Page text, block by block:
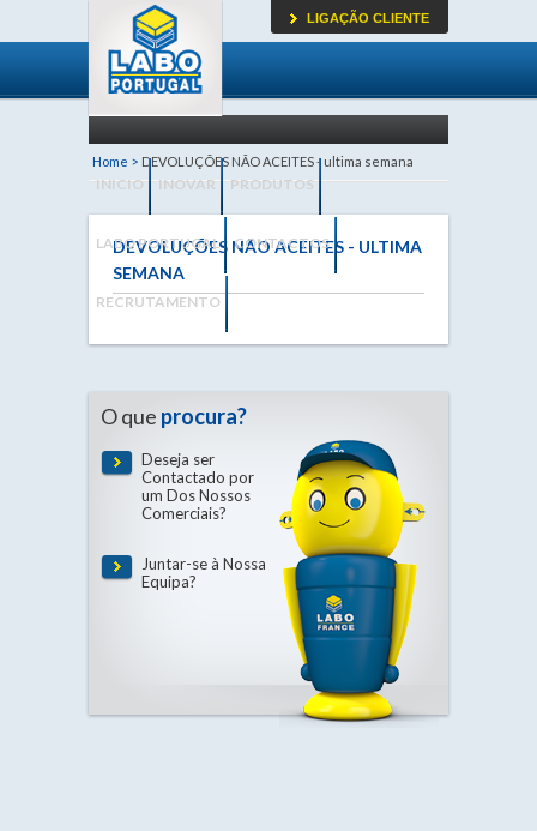
INICIO INOVAR PRODUTOS
LABO PORTUGAL CONTACTOS
RECRUTAMENTO
LIGAÇÃO CLIENTE
Home > DEVOLUÇÕES NÃO ACEITES - ultima semana
DEVOLUÇÕES NÃO ACEITES - ULTIMA
SEMANA
O que procura?
Deseja ser
Contactado por
um Dos Nossos
Comerciais?
Juntar-se à Nossa
Equipa?